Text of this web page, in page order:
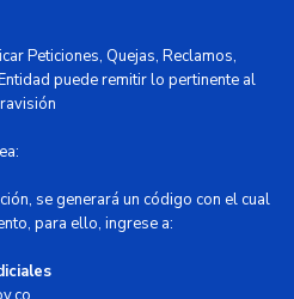
Peticiones, Quejas, Reclamos,
puede remitir lo pertinente al
se generará un código con el cual
para ello, ingrese a: